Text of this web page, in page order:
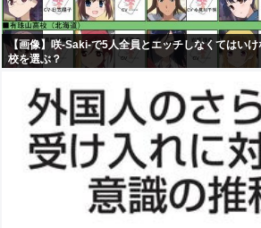
【画像】咲-Saki-で5人全員とエッチしなくてはい
校を選ぶ？